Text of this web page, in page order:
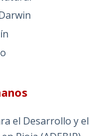
el Desarrollo y